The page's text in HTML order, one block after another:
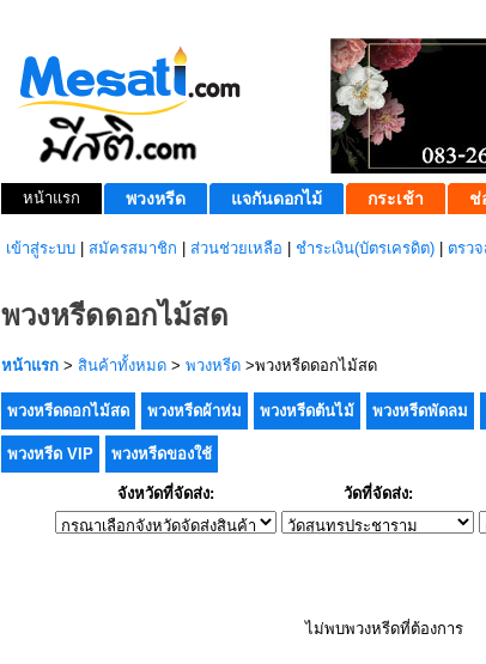
หน้าแรก พวงหรีด แจกันดอกไม้ กระเช้า ช่
เข้าสู่ระบบ สมัครสมาชิก ส่วนช่วยเหลือ ชำระเงิน(บัตรเครดิต) ตรว
พวงหรีดดอกไม้สด
หน้าแรก > สินค้าทั้งหมด > พวงหรีด >พวงหรีดดอกไม้สด
พวงหรีดดอกไม้สด พวงหรีดผ้าห่ม พวงหรีดต้นไม้ พวงหรีดพัดลม
พวงหรีด VIP พวงหรีดของใช้
จังหวัดที่จัดส่ง: วัดที่จัดส่ง:
ไม่พบพวงหรีดที่ต้องการ